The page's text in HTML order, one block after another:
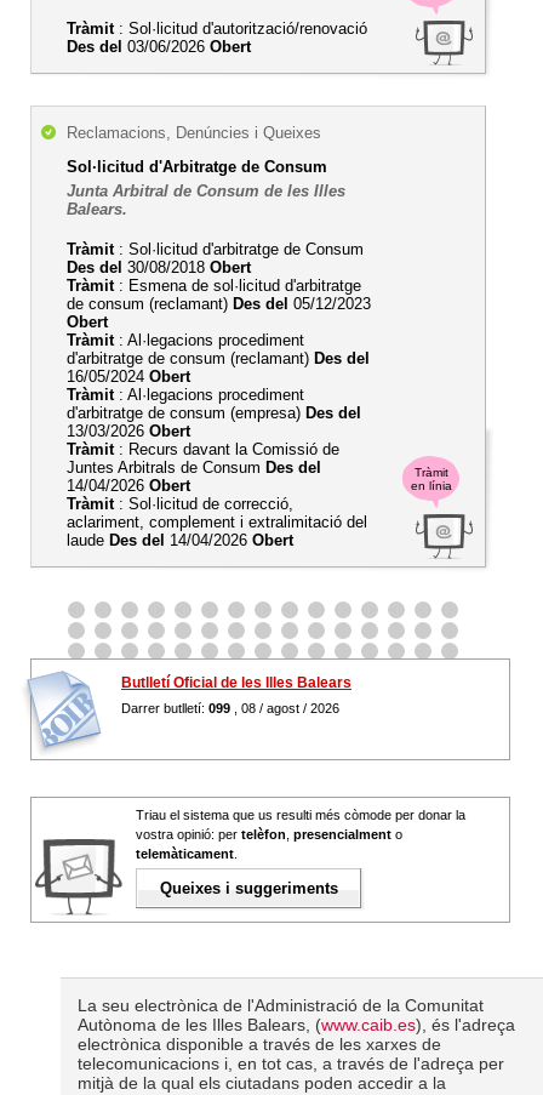
Tràmit: Sol·licitud d'autorització/renovació
Des del 03/06/2026 Obert
Tràmit
en línia
Reclamacions, Denúncies i Queixes
Sol·licitud d'Arbitratge de Consum
Junta Arbitral de Consum de les Illes
Balears.
Tràmit: Sol·licitud d'arbitratge de Consum
Des del 30/08/2018 Obert
Tràmit: Esmena de sol·licitud d'arbitratge
de consum (reclamant) Des del 05/12/2023
Obert
Tràmit: Al·legacions procediment
d'arbitratge de consum (reclamant) Des del
16/05/2024 Obert
Tràmit: Al·legacions procediment
d'arbitratge de consum (empresa) Des del
13/03/2026 Obert
Tràmit: Recurs davant la Comissió de
Juntes Arbitrals de Consum Des del
14/04/2026 Obert
Tràmit: Sol·licitud de correcció,
aclariment, complement i extralimitació del
laude Des del 14/04/2026 Obert
Butlletí Oficial de les Illes Balears
Darrer butlletí: 099 , 08 / agost / 2026
Triau el sistema que us resulti més còmode per donar la
vostra opinió: per telèfon presencialment o
telemàticament
Queixes i suggeriments
La seu electrònica de l'Administració de la Comunitat
Autònoma de les Illes Balears, (www.caib.es), és l'adreça
electrònica disponible a través de les xarxes de
telecomunicacions i, en tot cas, a través de l'adreça per
mitjà de la qual els ciutadans poden accedir a la